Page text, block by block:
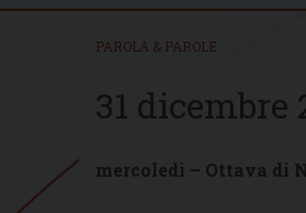
PAROLA & PAROLE
31 dicembre
mercoledì – Ottava di